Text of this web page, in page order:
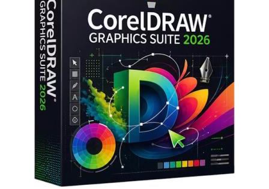
редактор
графического
,
дизайна